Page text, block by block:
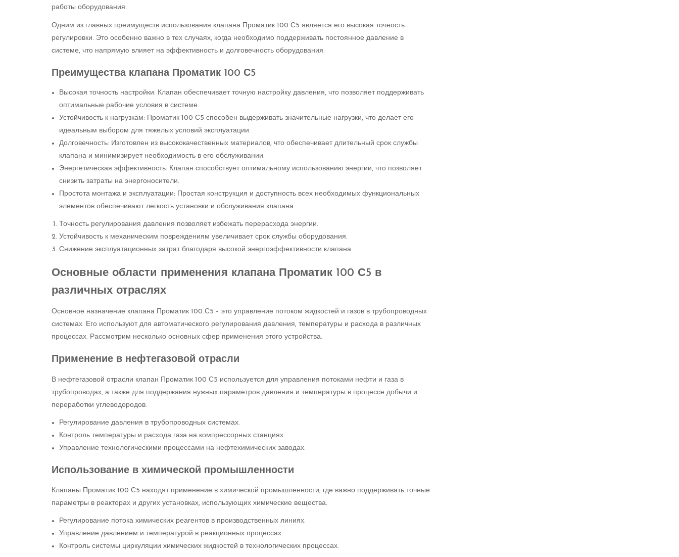
работы оборудования.
Одним из главных преимуществ использования клапана Проматик 100 С5 является его высокая точность
регулировки. Это особенно важно в тех случаях, когда необходимо поддерживать постоянное давление в
системе, что напрямую влияет на эффективность и долговечность оборудования.
Преимущества клапана Проматик 100 С5
Высокая точность настройки: Клапан обеспечивает точную настройку давления, что позволяет поддерживать
оптимальные рабочие условия в системе.
Устойчивость к нагрузкам: Проматик 100 С5 способен выдерживать значительные нагрузки, что делает его
идеальным выбором для тяжелых условий эксплуатации.
Долговечность: Изготовлен из высококачественных материалов, что обеспечивает длительный срок службы
клапана и минимизирует необходимость в его обслуживании.
Энергетическая эффективность: Клапан способствует оптимальному использованию энергии, что позволяет
снизить затраты на энергоносители.
Простота монтажа и эксплуатации: Простая конструкция и доступность всех необходимых функциональных
элементов обеспечивают легкость установки и обслуживания клапана.
Точность регулирования давления позволяет избежать перерасхода энергии.
Устойчивость к механическим повреждениям увеличивает срок службы оборудования.
Снижение эксплуатационных затрат благодаря высокой энергоэффективности клапана.
Основные области применения клапана Проматик 100 С5 в
различных отраслях
Основное назначение клапана Проматик 100 С5 – это управление потоком жидкостей и газов в трубопроводных
системах. Его используют для автоматического регулирования давления, температуры и расхода в различных
процессах. Рассмотрим несколько основных сфер применения этого устройства.
Применение в нефтегазовой отрасли
В нефтегазовой отрасли клапан Проматик 100 С5 используется для управления потоками нефти и газа в
трубопроводах, а также для поддержания нужных параметров давления и температуры в процессе добычи и
переработки углеводородов.
Регулирование давления в трубопроводных системах.
Контроль температуры и расхода газа на компрессорных станциях.
Управление технологическими процессами на нефтехимических заводах.
Использование в химической промышленности
Клапаны Проматик 100 С5 находят применение в химической промышленности, где важно поддерживать точные
параметры в реакторах и других установках, использующих химические вещества.
Регулирование потока химических реагентов в производственных линиях.
Управление давлением и температурой в реакционных процессах.
Контроль системы циркуляции химических жидкостей в технологических процессах.